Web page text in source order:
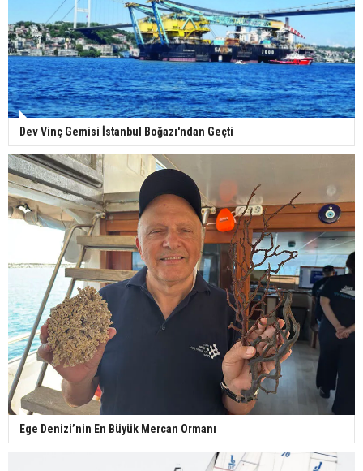
Dev Vinç Gemisi İstanbul Boğazı'ndan Geçti
Ege Denizi’nin En Büyük Mercan Ormanı